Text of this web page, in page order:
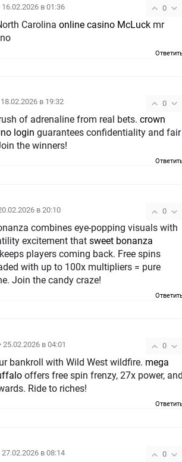
0
16.02.2026 в 01:36
Carolina online casino McLuck mr
0
18.02.2026 в 19:32
of adrenaline from real bets. crown
login guarantees confidentiality and fair
the winners!
0
в 20:10
combines eye-popping visuals with
excitement that sweet bonanza
keeps players coming back. Free spins
with up to 100x multipliers = pure
Join the candy craze!
0
• 25.02.2026 в 04:01
bankroll with Wild West wildfire. mega
offers free spin frenzy, 27x power,
Ride to riches!
0
27.02.2026 в 08:14